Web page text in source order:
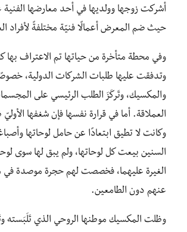
حيث ضم المعرض أعمالًا فنيّة مختلفةً لأفراد
وفي محطة متأخرة من حياتها تم الاعتراف بها
وتدفقت عليها طلبات الشركات الدولية،
والمكسيك، وتَركَزَ الطلب الرئيسي على
العملاقة. أما في قرارة نفسها فإن شغفها
وكانت لا تطيق ابتعادًا عن حامل لوحاتها
السنين بيعت كل لوحاتها، ولم يبق لها سوى
الغيرة عليهما، فخصصت لهم حجرة موصدة في
عنهم دون الطامعين.
وظلت المكسيك موطنها الروحي الذي تَلَبَسته